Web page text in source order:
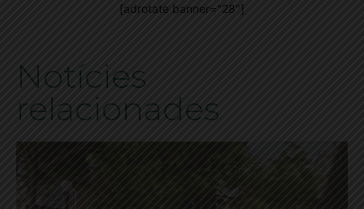
[adrotate banner="28"]
Notícies
relacionades